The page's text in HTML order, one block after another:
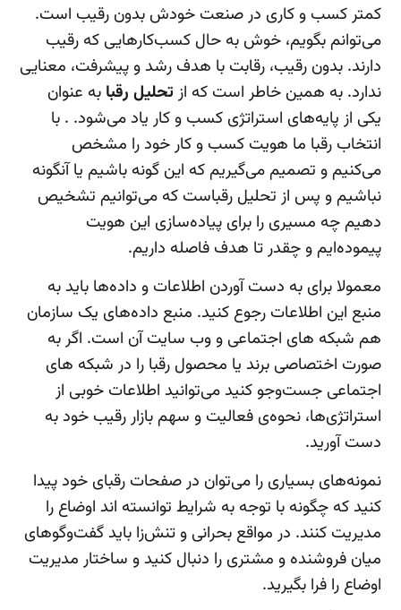
کمتر کسب و کاری در صنعت خودش بدون رقیب است.
می‌توانم بگویم، خوش به حال کسب‌کارهایی که رقیب
دارند. بدون رقیب، رقابت با هدف رشد و پیشرفت، معنایی
ندارد. به همین خاطر است که از تحلیل رقبا به عنوان
یکی از پایه‌های استراتژی کسب و کار یاد می‌شود. . با
انتخاب رقبا ما هویت کسب و کار خود را مشخص
می‌کنیم و تصمیم می‌گیریم که این گونه باشیم یا آنگونه
نباشیم و پس از تحلیل رقباست که می‌توانیم تشخیص
دهیم چه مسیری را برای پیاده‌سازی این هویت
پیموده‌ایم و چقدر تا هدف فاصله داریم.
معمولا برای به دست آوردن اطلاعات و داده‌ها باید به
منبع این اطلاعات رجوع کنید. منبع داده‌های یک سازمان
هم شبکه های اجتماعی و وب سایت آن است. اگر به
صورت اختصاصی برند یا محصول رقبا را در شبکه های
اجتماعی جست‌وجو کنید می‌توانید اطلاعات خوبی از
استراتژی‌ها، نحوه‌ی فعالیت و سهم بازار رقیب خود به
دست آورید.
نمونه‌های بسیاری را می‌توان در صفحات رقبای خود پیدا
کنید که چگونه با توجه به شرایط توانسته اند اوضاع را
مدیریت کنند. در مواقع بحرانی و تنش‌زا باید گفت‌وگو‌های
میان فروشنده و مشتری را دنبال کنید و ساختار مدیریت
اوضاع را فرا بگیرید.